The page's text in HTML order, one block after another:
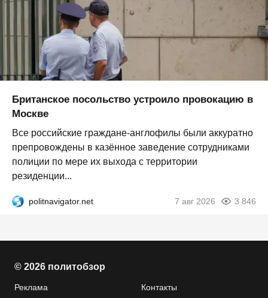
Британское посольство устроило провокацию в
Москве
Все российские граждане-англофилы были аккуратно
препровождены в казённое заведение сотрудниками
полиции по мере их выхода с территории
резиденции...
politnavigator.net 7 авг 2026 3 846
© 2026 политобзор
Реклама Контакты